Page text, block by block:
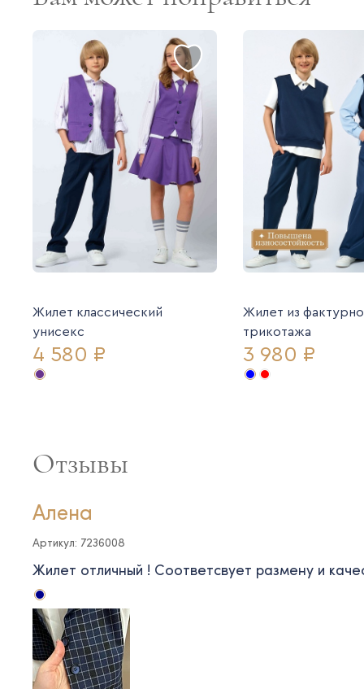
Жилет классический
унисекс
4 580 ₽
Жилет из
трикотажа
3 980 ₽
Отзывы
Алена
Артикул: 7236008
Жилет отличный ! Соответсвует размену и